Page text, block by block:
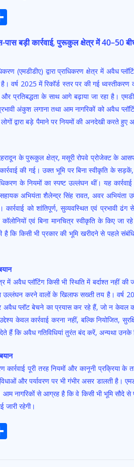
ar
e
बड़ी कार्रवाई, पुरूकुल क्षेत्र में 40–50
(एमडीडीए) द्वारा प्राधिकरण क्षेत्र में अवैध
वर्ष 2025 में रिकॉर्ड स्तर पर की गई ध्वस्तीकरण
प्रतिबद्धता के साथ आगे बढ़ाया जा रहा है।
अंकुश लगाना तथा आम नागरिकों को अवैध
द्वारा बड़े पैमाने पर नियमों की अनदेखी करते हुए
के पुरूकुल क्षेत्र, मसूरी रोपवे प्रोजेक्ट के
की गई। उक्त भूमि पर बिना स्वीकृति के
के नियमों का स्पष्ट उल्लंघन थीं। यह
अभियंता शैलेन्द्र सिंह रावत, अवर अभियंता
को शांतिपूर्ण, सुव्यवस्थित एवं प्रभावी ढंग
एवं बिना मानचित्र स्वीकृति के किए जा रहे
किसी भी प्रकार की भूमि खरीदने से पहले
में अवैध प्लॉटिंग किसी भी स्थिति में बर्दाश्त नहीं
उल्लंघन करने वालों के खिलाफ सख्ती तय है। वर्ष
अवैध प्लॉट बेचने का प्रयास कर रहे हैं, जो न केवल
केवल कार्रवाई करना नहीं, बल्कि नियोजित,
हैं कि अवैध गतिविधियां तुरंत बंद करें, अन्यथा उनके
कार्रवाई पूरी तरह नियमों और कानूनी
और पर्यावरण पर भी गंभीर असर डालती है।
आम नागरिकों से आग्रह है कि वे किसी भी भूमि सौदे
जारी रहेगी।